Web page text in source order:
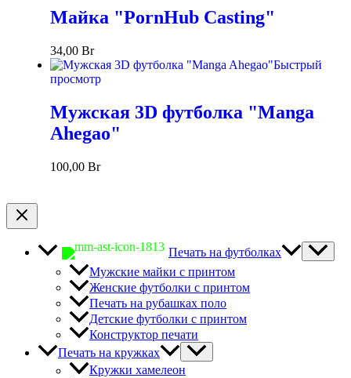
Майка "PornHub Casting"
34,00 Br
Быстрый
просмотр
Мужская 3D футболка "Manga
Ahegao"
100,00 Br
Печать на футболках
Мужские майки с принтом
Женские футболки с принтом
Печать на рубашках поло
Детские футболки с принтом
Конструктор печати
Печать на кружках
Кружки хамелеон